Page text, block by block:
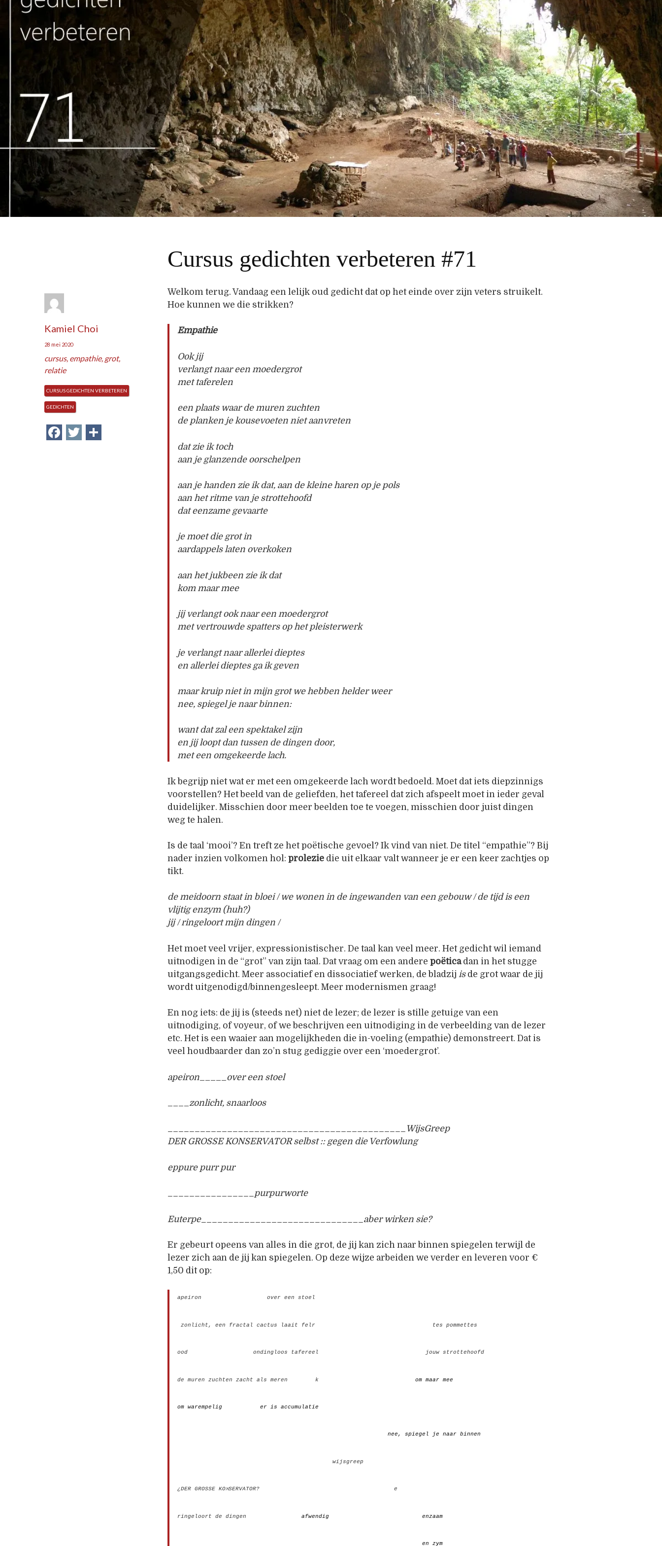
Cursus gedichten verbeteren #71
Kamiel Choi
28 mei 2020
cursus, empathie, grot,
relatie
CURSUS GEDICHTEN VERBETEREN
GEDICHTEN
Facebook
Twitter
Welkom terug. Vandaag een lelijk oud gedicht dat op het einde over zijn veters struikelt.
Hoe kunnen we die strikken?
Empathie
Ook jij
verlangt naar een moedergrot
met taferelen
een plaats waar de muren zuchten
de planken je kousevoeten niet aanvreten
dat zie ik toch
aan je glanzende oorschelpen
aan je handen zie ik dat, aan de kleine haren op je pols
aan het ritme van je strottehoofd
dat eenzame gevaarte
je moet die grot in
aardappels laten overkoken
aan het jukbeen zie ik dat
kom maar mee
jij verlangt ook naar een moedergrot
met vertrouwde spatters op het pleisterwerk
je verlangt naar allerlei dieptes
en allerlei dieptes ga ik geven
maar kruip niet in mijn grot we hebben helder weer
nee, spiegel je naar binnen:
want dat zal een spektakel zijn
en jij loopt dan tussen de dingen door,
met een omgekeerde lach.
Ik begrijp niet wat er met een omgekeerde lach wordt bedoeld. Moet dat iets diepzinnigs
voorstellen? Het beeld van de geliefden, het tafereel dat zich afspeelt moet in ieder geval
duidelijker. Misschien door meer beelden toe te voegen, misschien door juist dingen
weg te halen.
Is de taal ‘mooi’? En treft ze het poëtische gevoel? Ik vind van niet. De titel “empathie”? Bij
nader inzien volkomen hol:prolezie die uit elkaar valt wanneer je er een keer zachtjes op
tikt.
de meidoorn staat in bloei / we wonen in de ingewanden van een gebouw / de tijd is een
vlijtig enzym (huh?)
jij / ringeloort mijn dingen /
Het moet veel vrijer, expressionistischer. De taal kan veel meer. Het gedicht wil iemand
uitnodigen in de “grot” van zijn taal. Dat vraag om een anderepoëticadan in het stugge
uitgangsgedicht. Meer associatief en dissociatief werken, de bladzij isde grot waar de jij
wordt uitgenodigd/binnengesleept. Meer modernismen graag!
En nog iets: de jij is (steeds net) niet de lezer; de lezer is stille getuige van een
uitnodiging, of voyeur, of we beschrijven een uitnodiging in de verbeelding van de lezer
etc. Het is een waaier aan mogelijkheden die in-voeling (empathie) demonstreert. Dat is
veel houdbaarder dan zo’n stug gediggie over een ‘moedergrot’.
apeiron over een stoel
zonlicht, snaarloos
____________________________________________WijsGreep
DER GROSSE KONSERVATOR selbst :: gegen die Verfowlung
eppure purr pur
________________purpurworte
Euterpe______________________________aber wirken sie?
Er gebeurt opeens van alles in die grot, de jij kan zich naar binnen spiegelen terwijl de
lezer zich aan de jij kan spiegelen. Op deze wijze arbeiden we verder en leveren voor €
1,50 dit op:
apeiron ___________________over een stoel
_zonlicht, een fractal cactus laait felr tes pommettes
ood ___________ondingloos tafereel jouw strottehoofd
demurenzuchtenzacht alsmeren ________k _______________________ __om maar mee
om warempelig _________er is accumulatie
_____________________________________________________________nee, spiegel je naar binnen
____________________________________________wijsgreep
¿DER GROSSE KOℵSERVATOR? e
ringeloort de dingen _______________afwendig ining eedatenzaam
________________________________________________________________+_____en zym